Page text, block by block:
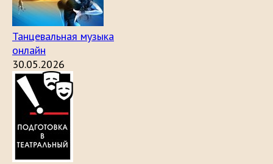
Танцевальная музыка
онлайн
30.05.2026